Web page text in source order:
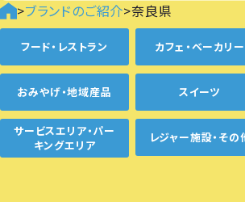
>ブランドのご紹介>奈良県
フード・レストラン カフェ・ベーカリー
おみやげ・地域産品 スイーツ
サービスエリア・パー
キングエリア
レジャー施設・その